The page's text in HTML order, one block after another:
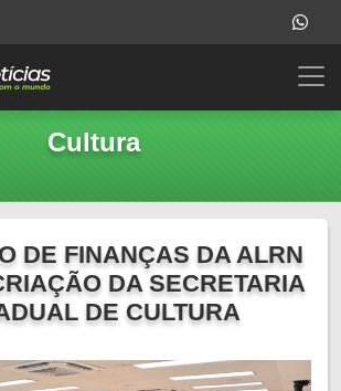
Cultura
DE FINANÇAS DA ALRN
DA SECRETARIA
DE CULTURA